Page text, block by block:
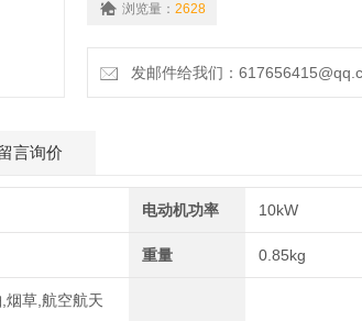
浏览量： 2628
发邮件给我们：
言询价
电动机功率 10kW
重量 0.85kg
烟草,航空航天